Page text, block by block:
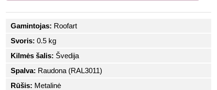
Gamintojas: Roofart
Svoris: 0.5 kg
Kilmės šalis: Švedija
Spalva: Raudona (RAL3011)
Rūšis: Metalinė